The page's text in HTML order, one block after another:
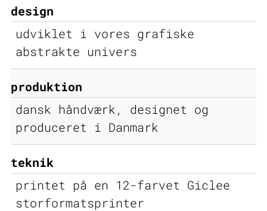
design
udviklet i vores grafiske
abstrakte univers
produktion
dansk håndværk, designet og
produceret i Danmark
teknik
printet på en 12-farvet Giclee
storformatsprinter